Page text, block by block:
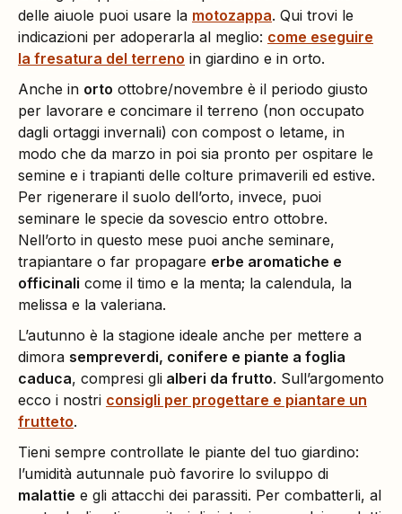
delle aiuole puoi usare la motozappa. Qui trovi le
indicazioni per adoperarla al meglio: come eseguire
la fresatura del terreno in giardino e in orto.
Anche in orto ottobre/novembre è il periodo giusto
per lavorare e concimare il terreno (non occupato
dagli ortaggi invernali) con compost o letame, in
modo che da marzo in poi sia pronto per ospitare le
semine e i trapianti delle colture primaverili ed estive.
Per rigenerare il suolo dell’orto, invece, puoi
seminare le specie da sovescio entro ottobre.
Nell’orto in questo mese puoi anche seminare,
trapiantare o far propagare erbe aromatiche e
officinali come il timo e la menta; la calendula, la
melissa e la valeriana.
L’autunno è la stagione ideale anche per mettere a
dimora sempreverdi, conifere e piante a foglia
caduca, compresi gli alberi da frutto. Sull’argomento
ecco i nostri consigli per progettare e piantare un
frutteto.
Tieni sempre controllate le piante del tuo giardino:
l’umidità autunnale può favorire lo sviluppo di
malattie e gli attacchi dei parassiti. Per combatterli, al